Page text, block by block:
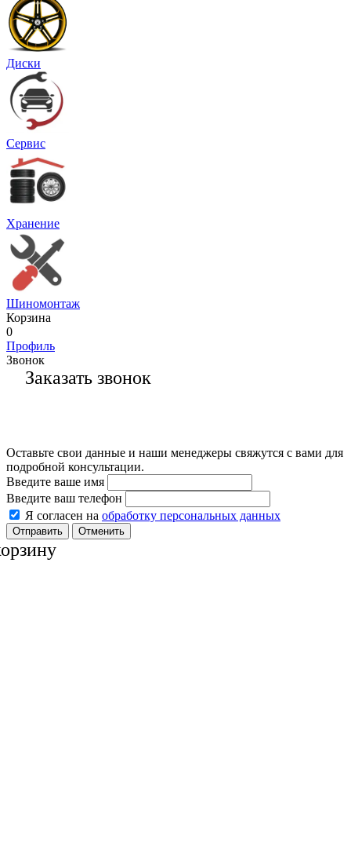
Диски
Сервис
Хранение
Шиномонтаж
Корзина
0
Профиль
Звонок
Заказать звонок
Оставьте свои данные и наши менеджеры свяжутся с вами для
подробной консультации.
Введите ваше имя
Введите ваш телефон
Я согласен на обработку персональных данных
Отменить